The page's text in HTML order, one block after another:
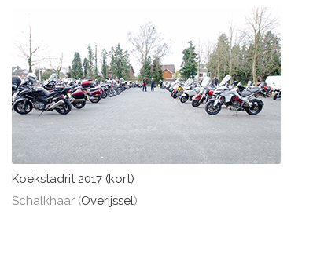
Koekstadrit 2017 (kort)
Schalkhaar (Overijssel)